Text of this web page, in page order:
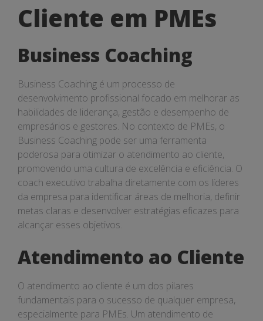
o
ao
Cliente
em
PMEs
Cliente em PMEs
Business Coaching
Business Coaching é um processo de
desenvolvimento profissional focado em melhorar as
habilidades de liderança, gestão e desempenho de
empresários e gestores. No contexto de PMEs, o
Business Coaching pode ser uma ferramenta
poderosa para otimizar o atendimento ao cliente,
promovendo uma cultura de excelência e eficiência. O
coach executivo trabalha diretamente com os líderes
da empresa para identificar áreas de melhoria, definir
metas claras e desenvolver estratégias eficazes para
alcançar esses objetivos.
Atendimento ao Cliente
O atendimento ao cliente é um dos pilares
fundamentais para o sucesso de qualquer empresa,
especialmente para PMEs. Um atendimento de